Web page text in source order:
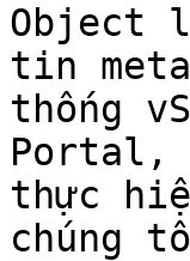
Object
tin
thống
Portal,
thực
chúng